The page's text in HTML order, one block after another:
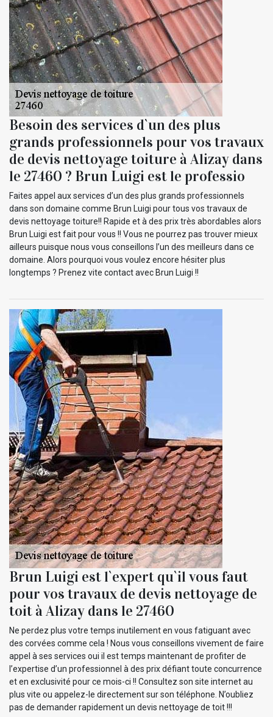
Besoin des services d`un des plus
grands professionnels pour vos travaux
de devis nettoyage toiture à Alizay dans
le 27460 ? Brun Luigi est le professio
Faites appel aux services d’un des plus grands professionnels
dans son domaine comme Brun Luigi pour tous vos travaux de
devis nettoyage toiture!! Rapide et à des prix très abordables alors
Brun Luigi est fait pour vous !! Vous ne pourrez pas trouver mieux
ailleurs puisque nous vous conseillons l’un des meilleurs dans ce
domaine. Alors pourquoi vous voulez encore hésiter plus
longtemps ? Prenez vite contact avec Brun Luigi !!
Brun Luigi est l`expert qu`il vous faut
pour vos travaux de devis nettoyage de
toit à Alizay dans le 27460
Ne perdez plus votre temps inutilement en vous fatiguant avec
des corvées comme cela ! Nous vous conseillons vivement de faire
appel à ses services oui il est temps maintenant de profiter de
l’expertise d’un professionnel à des prix défiant toute concurrence
et en exclusivité pour ce mois-ci !! Consultez son site internet au
plus vite ou appelez-le directement sur son téléphone. N’oubliez
pas de demander rapidement un devis nettoyage de toit !!!